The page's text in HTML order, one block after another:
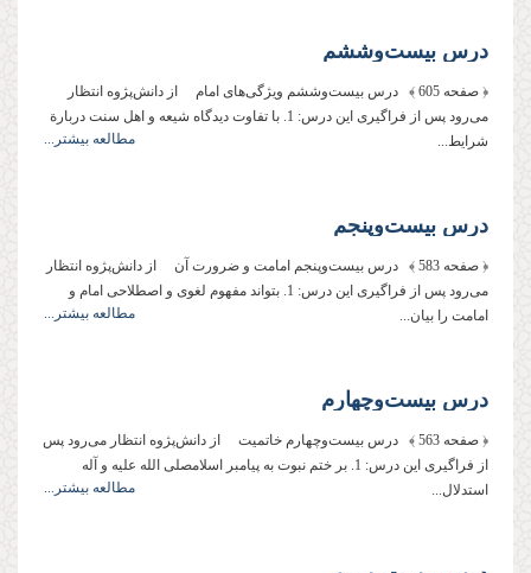
درس بیست‌وششم
﴿ صفحه 605 ﴾ درس بیست‌وششم ویژگی‌های امام از دانش‌پژوه انتظار
می‌رود پس از فراگیری این درس: 1. با تفاوت دیدگاه شیعه و اهل سنت دربارة
شرایط...
مطالعه بیشتر...
درس بیست‌وپنجم
﴿ صفحه 583 ﴾ درس بیست‌وپنجم امامت و ضرورت آن از دانش‌پژوه انتظار
می‌رود پس از فراگیری این درس: 1. بتواند مفهوم لغوی و اصطلاحی امام و
امامت را بیان...
مطالعه بیشتر...
درس بیست‌وچهارم
﴿ صفحه 563 ﴾ درس بیست‌وچهارم خاتمیت از دانش‌پژوه انتظار می‌رود پس
از فراگیری این درس: 1. بر ختم نبوت به پیامبر اسلامصلی الله علیه و آله
استدلال...
مطالعه بیشتر...